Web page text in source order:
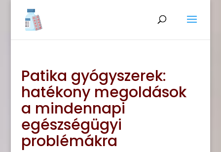
Patika gyógyszerek:
hatékony megoldások
a mindennapi
egészségügyi
problémákra